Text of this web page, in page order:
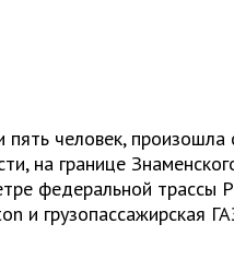
пять человек, произошла
на границе
федеральной трассы
и грузопассажирская